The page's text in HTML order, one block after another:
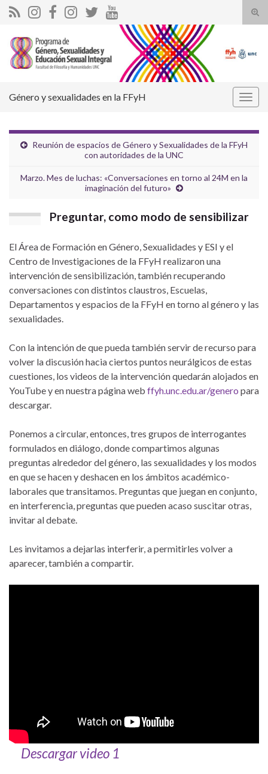
el
de
Género y sexualidades en la FFyH
Reunión de espacios de Género y Sexualidades de la FFyH
con autoridades de la UNC
Marzo. Mes de luchas: «Conversaciones en torno al 24M en la
imaginación del futuro»
Preguntar, como modo de sensibilizar
El Área de Formación en Género, Sexualidades y ESI y el
Centro de Investigaciones de la FFyH realizaron una
intervención de sensibilización, también recuperando
conversaciones con distintos claustros, Escuelas,
Departamentos y espacios de la FFyH en torno al género y las
sexualidades.
Con la intención de que pueda también servir de recurso para
volver la discusión hacia ciertos puntos neurálgicos de estas
cuestiones, los videos de la intervención quedarán alojados en
YouTube y en nuestra página web ffyh.unc.edu.ar/genero para
descargar.
Ponemos a circular, entonces, tres grupos de interrogantes
formulados en diálogo, donde compartimos algunas
preguntas alrededor del género, las sexualidades y los modos
en que se hacen y deshacen en los ámbitos académico-
laborales que transitamos. Preguntas que juegan en conjunto,
en interferencia, preguntas que pueden acaso suscitar otras,
invitar al debate.
Les invitamos a dejarlas interferir, a permitirles volver a
aparecer, también a compartir.
Descargar video 1